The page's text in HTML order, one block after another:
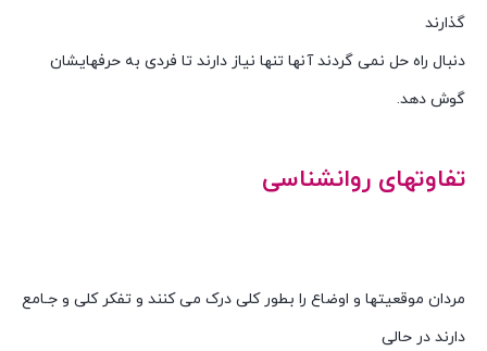
گذارند
دنبال راه حل نمی گردند آنها تنها نیاز دارند تا فردی به حرفهایشان
گوش دهد.
تفاوتهای روانشناسی
مردان موقعیتها و اوضاع را بطور کلی درک می کنند و تفکر کلی و جـامع
دارند در حالی